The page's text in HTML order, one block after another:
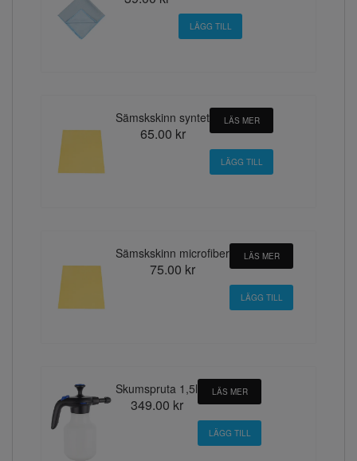
Sämskskinn syntet
65.00 kr
LÄS MER
Sämskskinn microfiber
75.00 kr
LÄS MER
Skumspruta 1,5l
349.00 kr
LÄS MER